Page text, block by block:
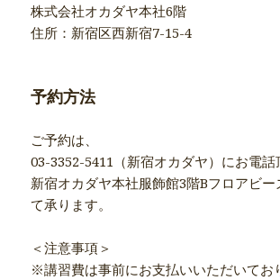
株式会社オカダヤ本社6階
住所：新宿区西新宿7-15-4
予約方法
ご予約は、
03-3352-5411（新宿オカダヤ）にお電話
新宿オカダヤ本社服飾館3階Bフロアビー
て承ります。
＜注意事項＞
※講習費は事前にお支払いいただいてお